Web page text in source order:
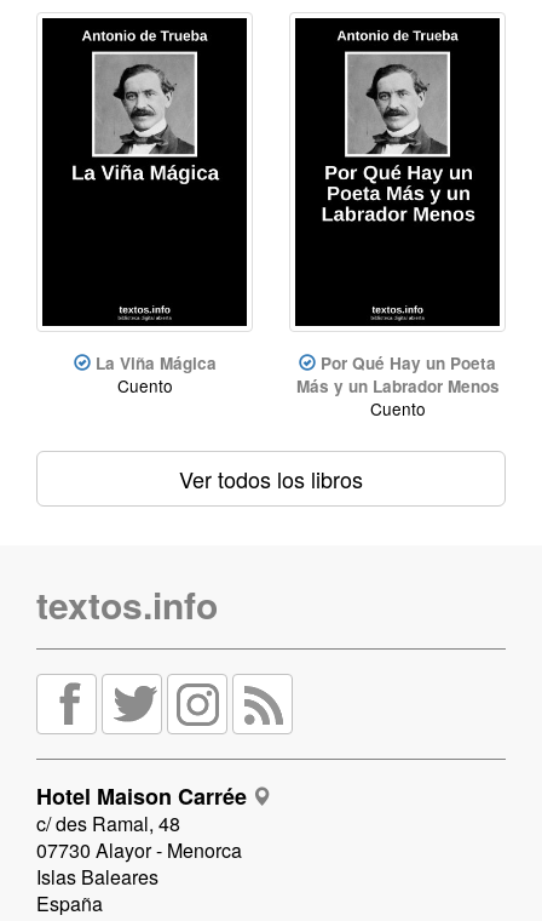
La Viña Mágica
Cuento
Por Qué Hay un Poeta
Más y un Labrador Menos
Cuento
Ver todos los libros
textos.info
Hotel Maison Carrée
c/ des Ramal, 48
07730 Alayor - Menorca
Islas Baleares
España